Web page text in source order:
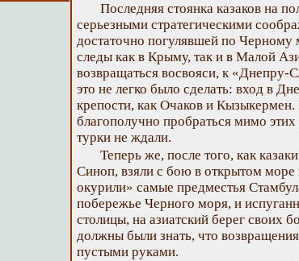
Последняя стоянка казаков на
серьезными стратегическими
достаточно погулявшей по
следы как в Крыму, так и в Малой
возвращаться восвояси, к «Днепру-
это не легко было сделать: вход в
крепости, как Очаков и Кызыкермен.
благополучно пробраться мимо этих
турки не ждали.
Теперь же, после того, как
Синоп, взяли с бою в открытом
окурили» самые предместья
побережье Черного моря, и
столицы, на азиатский берег своих
должны были знать, что
пустыми руками.